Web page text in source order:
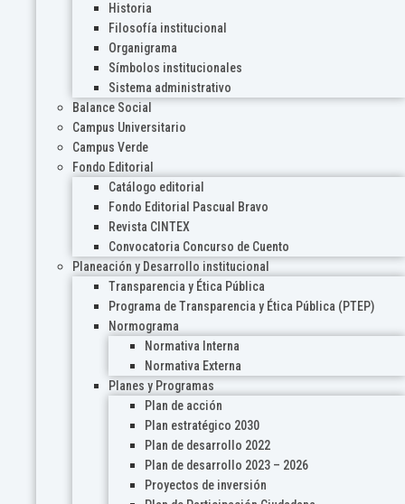
Historia
Filosofía institucional
Organigrama
Símbolos institucionales
Sistema administrativo
Balance Social
Campus Universitario
Campus Verde
Fondo Editorial
Catálogo editorial
Fondo Editorial Pascual Bravo
Revista CINTEX
Convocatoria Concurso de Cuento
Planeación y Desarrollo institucional
Transparencia y Ética Pública
Programa de Transparencia y Ética Pública (PTEP)
Normograma
Normativa Interna
Normativa Externa
Planes y Programas
Plan de acción
Plan estratégico 2030
Plan de desarrollo 2022
Plan de desarrollo 2023 – 2026
Proyectos de inversión